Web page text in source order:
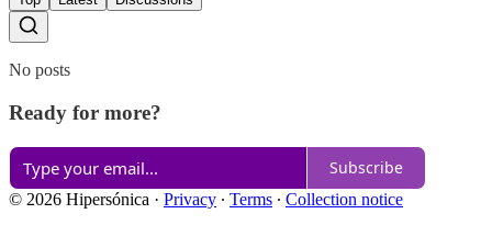
No posts
Ready for more?
Subscribe
© 2026 Hipersónica · Privacy ∙ Terms ∙ Collection notice